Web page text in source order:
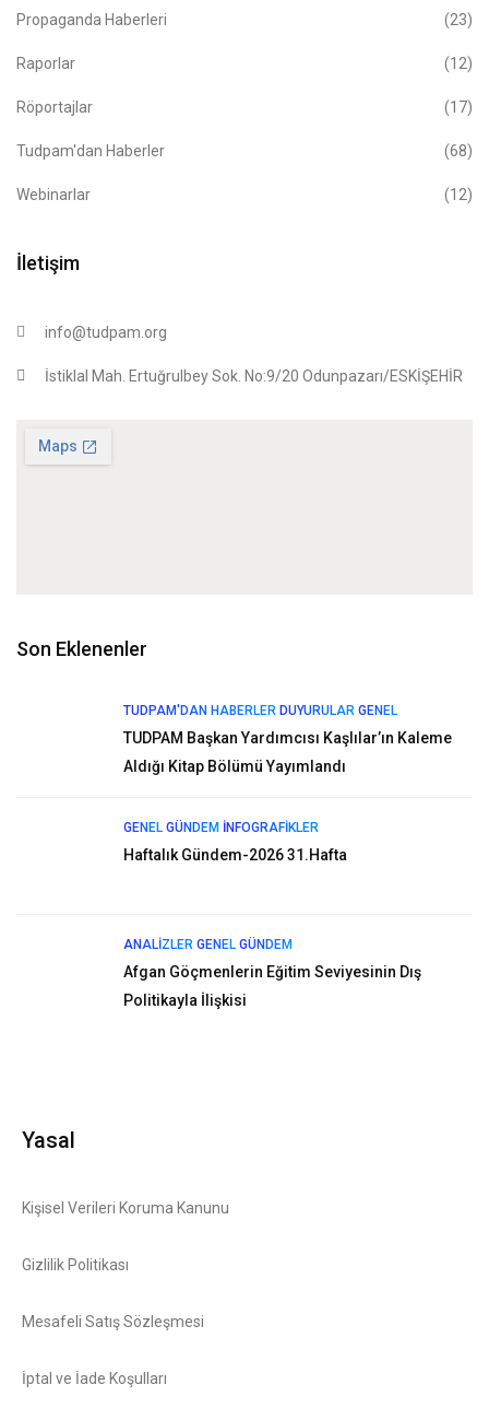
Propaganda Haberleri (23)
Raporlar (12)
Röportajlar (17)
Tudpam'dan Haberler (68)
Webinarlar (12)
İletişim
info@tudpam.org
İstiklal Mah. Ertuğrulbey Sok. No:9/20 Odunpazarı/ESKİŞEHİR
Son Eklenenler
TUDPAM'DAN HABERLER DUYURULAR GENEL
TUDPAM Başkan Yardımcısı Kaşlılar’ın Kaleme
Aldığı Kitap Bölümü Yayımlandı
GENEL GÜNDEM İNFOGRAFIKLER
Haftalık Gündem-2026 31.Hafta
ANALIZLER GENEL GÜNDEM
Afgan Göçmenlerin Eğitim Seviyesinin Dış
Politikayla İlişkisi
Yasal
Kişisel Verileri Koruma Kanunu
Gizlilik Politikası
Mesafeli Satış Sözleşmesi
İptal ve İade Koşulları